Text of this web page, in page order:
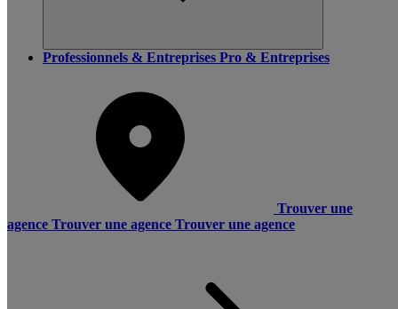
Professionnels & Entreprises Pro & Entreprises
Trouver une
agence Trouver une agence Trouver une agence